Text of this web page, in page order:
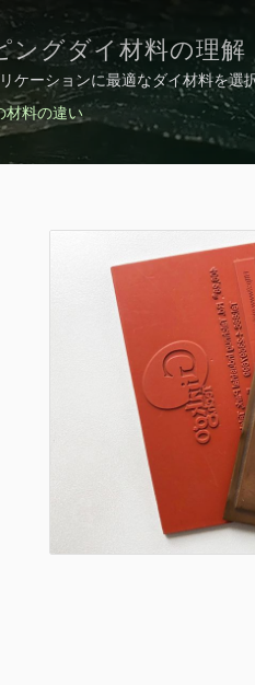
ングダイ材料の理解
ケーションに最適なダイ材料を選
プションを比較します。
材料の違い